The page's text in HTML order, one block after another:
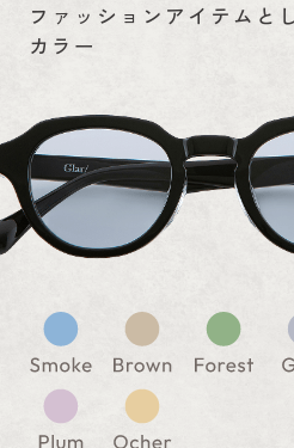
ファッションアイテムと
カラー